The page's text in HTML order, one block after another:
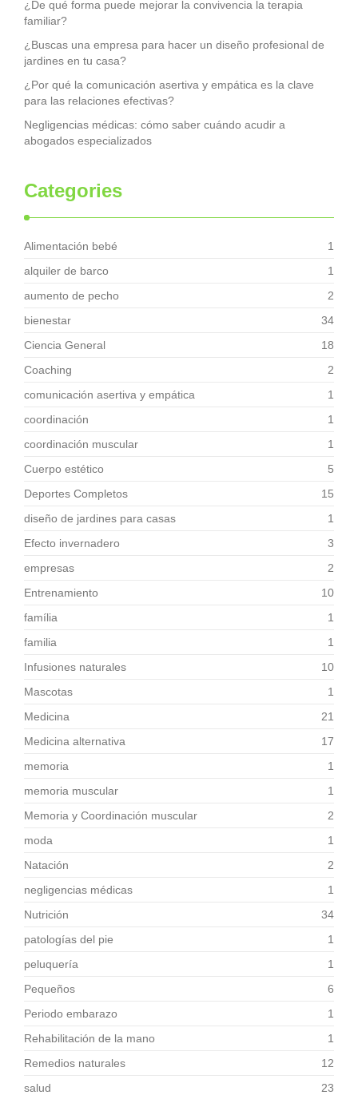
¿De qué forma puede mejorar la convivencia la terapia
familiar?
¿Buscas una empresa para hacer un diseño profesional de
jardines en tu casa?
¿Por qué la comunicación asertiva y empática es la clave
para las relaciones efectivas?
Negligencias médicas: cómo saber cuándo acudir a
abogados especializados
Categories
Alimentación bebé
1
alquiler de barco
1
aumento de pecho
2
bienestar
34
Ciencia General
18
Coaching
2
comunicación asertiva y empática
1
coordinación
1
coordinación muscular
1
Cuerpo estético
5
Deportes Completos
15
diseño de jardines para casas
1
Efecto invernadero
3
empresas
2
Entrenamiento
10
família
1
familia
1
Infusiones naturales
10
Mascotas
1
Medicina
21
Medicina alternativa
17
memoria
1
memoria muscular
1
Memoria y Coordinación muscular
2
moda
1
Natación
2
negligencias médicas
1
Nutrición
34
patologías del pie
1
peluquería
1
Pequeños
6
Periodo embarazo
1
Rehabilitación de la mano
1
Remedios naturales
12
salud
23